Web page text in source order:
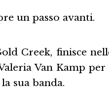
un passo avanti.
Creek, finisce
Van Kamp
sua banda.